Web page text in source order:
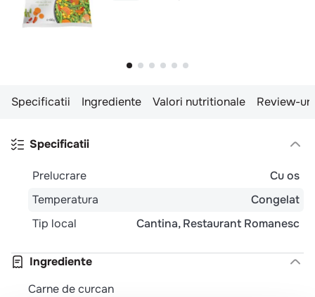
Specificatii Ingrediente Valori nutritionale Review-uri
Specificatii
Prelucrare
Cu os
Temperatura
Congelat
Tip local
Cantina Restaurant Romanesc
Ingrediente
Carne de curcan